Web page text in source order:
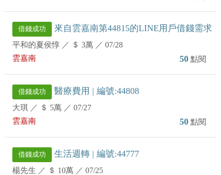
借錢成功 來自雲嘉南第44815的LINE用戶借錢需求
平和的夏侯惇 ／ ＄ 3萬 ／ 07/28
雲嘉南
50 點閱
借錢成功 醫療費用 | 編號:44808
大琪 ／ ＄ 5萬 ／ 07/27
雲嘉南
50 點閱
借錢成功 生活週轉 | 編號:44777
楊先生 ／ ＄ 10萬 ／ 07/25